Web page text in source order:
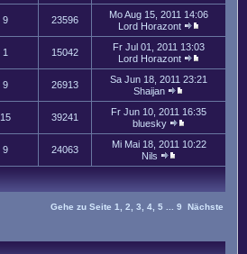
9 23596
Mo Aug 15, 2011 14:06
Lord Horazont
1 15042
Fr Jul 01, 2011 13:03
Lord Horazont
9 26913
Sa Jun 18, 2011 23:21
Shaijan
15 39241
Fr Jun 10, 2011 16:35
bluesky
9 24063
Mi Mai 18, 2011 10:22
Nils
Gehe zu Seite 1 2 3 4 5 9
Nächste